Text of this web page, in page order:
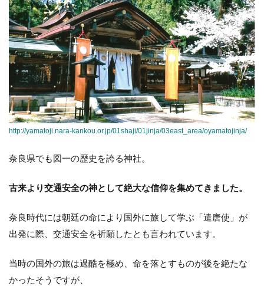
http://yamatoji.nara-kankou.or.jp/01shaji/01jinja/03east_area/oyamatojinja/
奈良県でも図一の歴史を誇る神社。
古来より交通安全の神として絶大な信仰を集めてきました。
奈良時代には朝廷の命により国外に旅して学ぶ「遣唐使」が
出発に際、交通安全を祈願したとも言われています。
当時の国外の旅は過酷を極め、命を落とすものが後を絶たな
かったそうですが、